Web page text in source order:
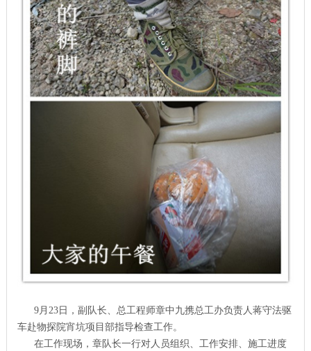
9月23日，副队长、总工程师章中九携总工办负责人蒋守法驱
车赴物探院宵坑项目部指导检查工作。
在工作现场，章队长一行对人员组织、工作安排、施工进度